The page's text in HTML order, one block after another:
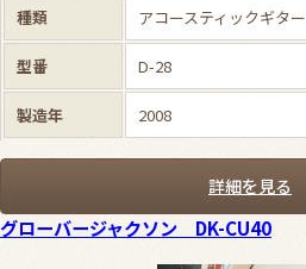
種類 アコースティックギター
型番 D-28
製造年 2008
詳細を見る
グローバージャクソン DK-CU40